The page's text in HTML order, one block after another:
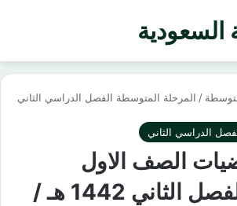
السعودية
/ المرحلة المتوسطة الفصل الدراسي الثاني
الدراسي الثاني
الصف الاول
المتوسط الفصل الثاني 1442 هـ /